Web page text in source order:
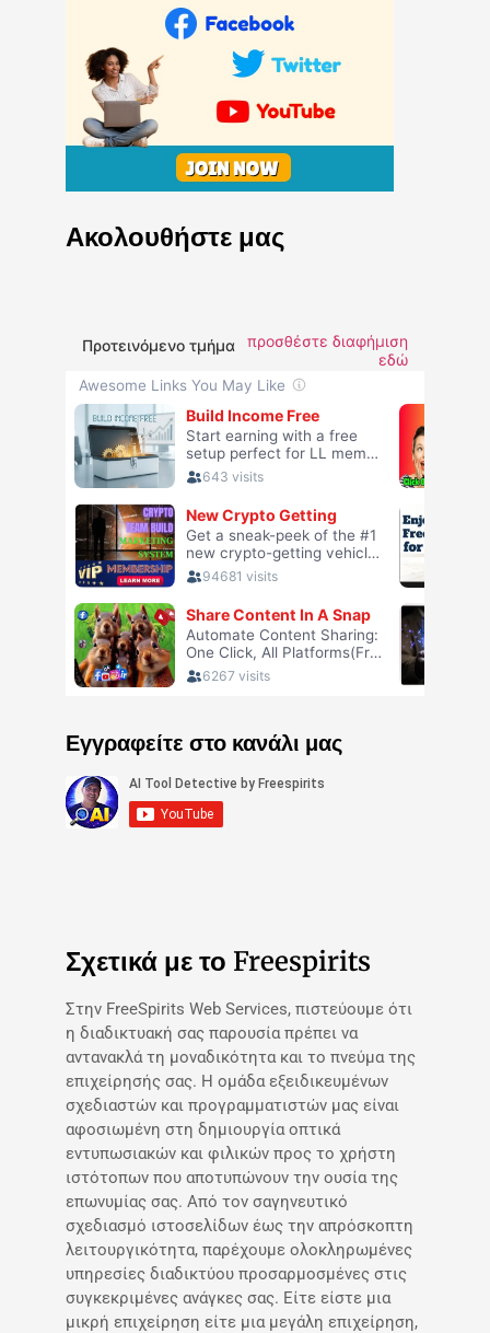
Ακολουθήστε μας
Προτεινόμενο τμήμα
προσθέστε διαφήμιση
εδώ
Εγγραφείτε στο κανάλι μας
Σχετικά με το Freespirits
Στην FreeSpirits Web Services, πιστεύουμε ότι
η διαδικτυακή σας παρουσία πρέπει να
αντανακλά τη μοναδικότητα και το πνεύμα της
επιχείρησής σας. Η ομάδα εξειδικευμένων
σχεδιαστών και προγραμματιστών μας είναι
αφοσιωμένη στη δημιουργία οπτικά
εντυπωσιακών και φιλικών προς το χρήστη
ιστότοπων που αποτυπώνουν την ουσία της
επωνυμίας σας. Από τον σαγηνευτικό
σχεδιασμό ιστοσελίδων έως την απρόσκοπτη
λειτουργικότητα, παρέχουμε ολοκληρωμένες
υπηρεσίες διαδικτύου προσαρμοσμένες στις
συγκεκριμένες ανάγκες σας. Είτε είστε μια
μικρή επιχείρηση είτε μια μεγάλη επιχείρηση,